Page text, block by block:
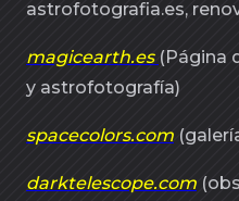
astrofotografia.es,
magicearth.es (Página
y astrofotografía)
spacecolors.com
darktelescope.com